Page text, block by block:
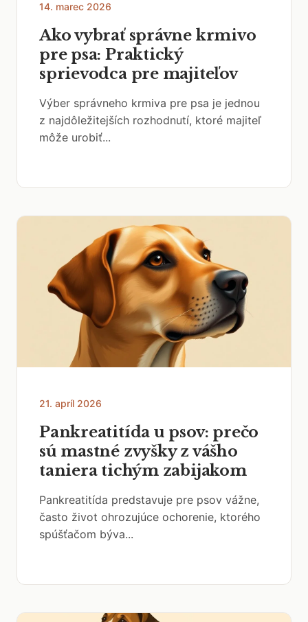
14. marec 2026
Ako vybrať správne krmivo
pre psa: Praktický
sprievodca pre majiteľov
Výber správneho krmiva pre psa je jednou
z najdôležitejších rozhodnutí, ktoré majiteľ
môže urobiť...
21. apríl 2026
Pankreatitída u psov: prečo
sú mastné zvyšky z vášho
taniera tichým zabijakom
Pankreatitída predstavuje pre psov vážne,
často život ohrozujúce ochorenie, ktorého
spúšťačom býva...